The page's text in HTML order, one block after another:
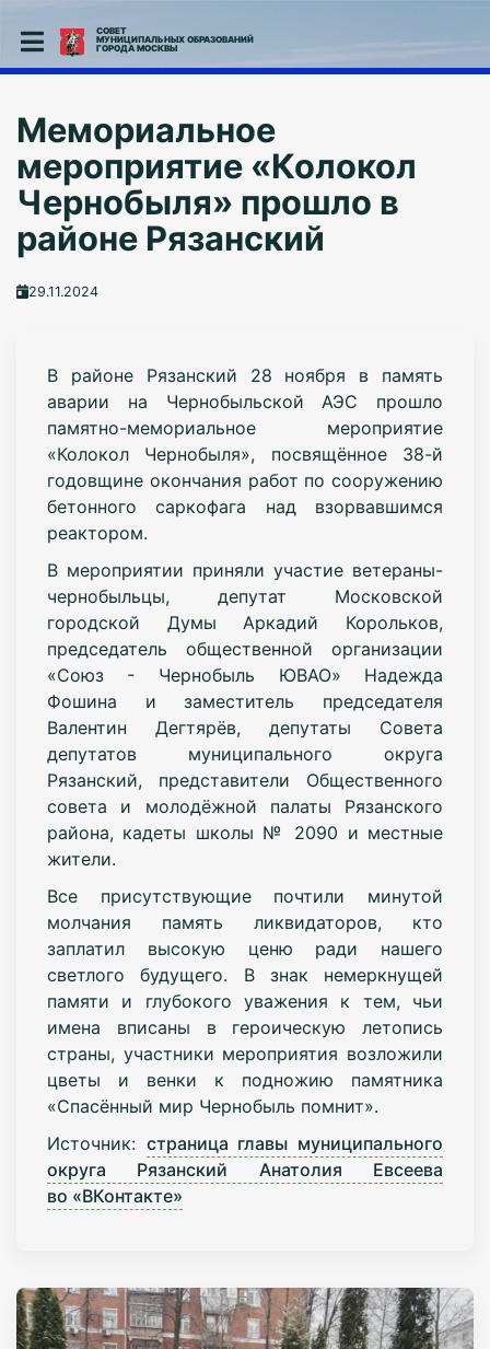
СОВЕТ
МУНИЦИПАЛЬНЫХ ОБРАЗОВАНИЙ
ГОРОДА МОСКВЫ
Мемориальное
мероприятие «Колокол
Чернобыля» прошло в
районе Рязанский
29.11.2024
В районе Рязанский 28 ноября в память
аварии на Чернобыльской АЭС прошло
памятно-мемориальное мероприятие
«Колокол Чернобыля», посвящённое 38-й
годовщине окончания работ по сооружению
бетонного саркофага над взорвавшимся
реактором.
В мероприятии приняли участие ветераны-
чернобыльцы, депутат Московской
городской Думы Аркадий Корольков,
председатель общественной организации
«Союз - Чернобыль ЮВАО» Надежда
Фошина и заместитель председателя
Валентин Дегтярёв, депутаты Совета
депутатов муниципального округа
Рязанский, представители Общественного
совета и молодёжной палаты Рязанского
района, кадеты школы № 2090 и местные
жители.
Все присутствующие почтили минутой
молчания память ликвидаторов, кто
заплатил высокую ценю ради нашего
светлого будущего. В знак немеркнущей
памяти и глубокого уважения к тем, чьи
имена вписаны в героическую летопись
страны, участники мероприятия возложили
цветы и венки к подножию памятника
«Спасённый мир Чернобыль помнит».
Источник: страница главы муниципального
округа Рязанский Анатолия Евсеева
во «ВКонтакте»